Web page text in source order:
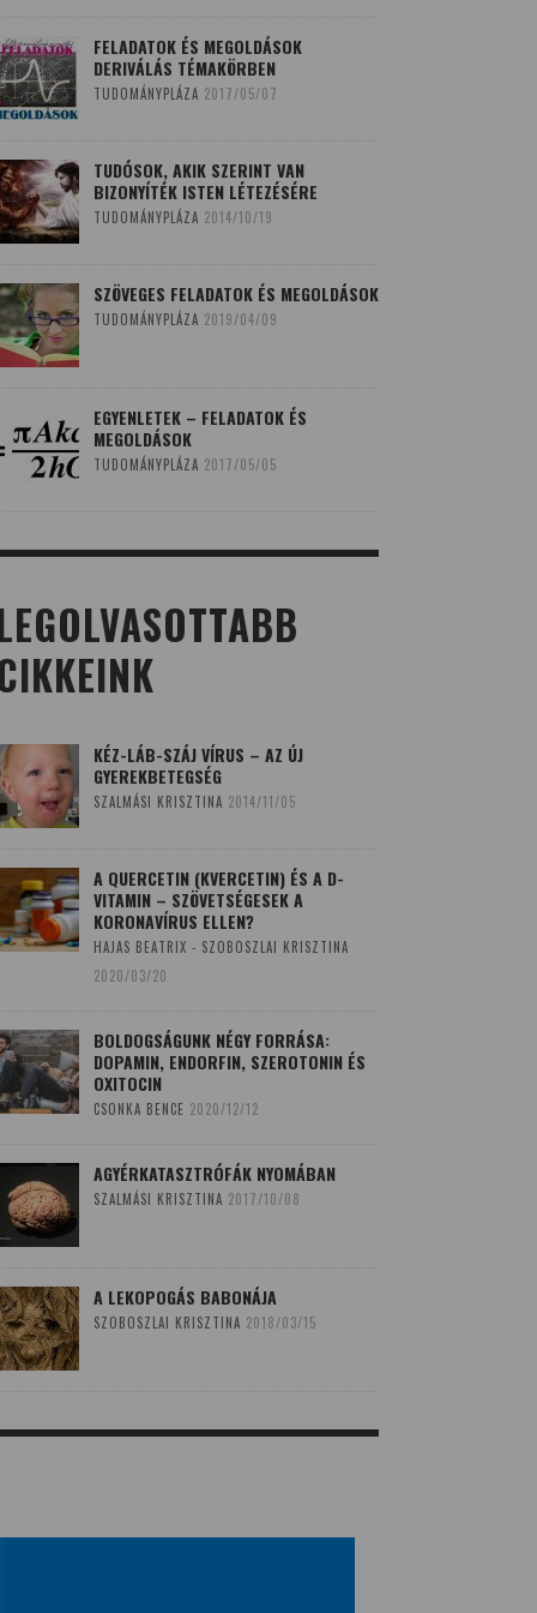
FELADATOK ÉS MEGOLDÁSOK
DERIVÁLÁS TÉMAKÖRBEN
TUDOMÁNYPLÁZA 2017/05/07
TUDÓSOK, AKIK SZERINT VAN
BIZONYÍTÉK ISTEN LÉTEZÉSÉRE
TUDOMÁNYPLÁZA 2014/10/19
SZÖVEGES FELADATOK ÉS MEGOLDÁSOK
TUDOMÁNYPLÁZA 2019/04/09
EGYENLETEK – FELADATOK ÉS
MEGOLDÁSOK
TUDOMÁNYPLÁZA 2017/05/05
KÉZ-LÁB-SZÁJ VÍRUS – AZ ÚJ
GYEREKBETEGSÉG
SZALMÁSI KRISZTINA 2014/11/05
A QUERCETIN (KVERCETIN) ÉS A D-
VITAMIN – SZÖVETSÉGESEK A
KORONAVÍRUS ELLEN?
HAJAS BEATRIX - SZOBOSZLAI KRISZTINA
2020/03/20
BOLDOGSÁGUNK NÉGY FORRÁSA:
DOPAMIN, ENDORFIN, SZEROTONIN ÉS
OXITOCIN
CSONKA BENCE 2020/12/12
AGYÉRKATASZTRÓFÁK NYOMÁBAN
SZALMÁSI KRISZTINA 2017/10/08
A LEKOPOGÁS BABONÁJA
SZOBOSZLAI KRISZTINA 2018/03/15